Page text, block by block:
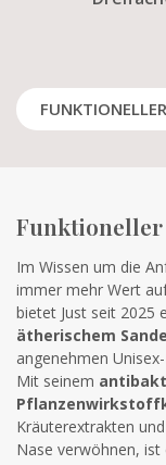
Im Wissen um die
immer mehr Wert
bietet Just seit 2025
ätherischem
angenehmen
Mit seinem
Kräuterextrakten
Nase verwöhnen, ist